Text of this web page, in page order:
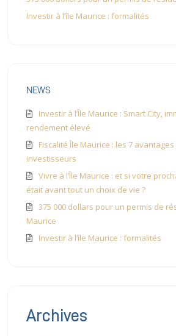
Investir à l’île Maurice : formalités
NEWS
Investir à l’Île Maurice : Smart City,
rendement élevé
Fiscalité Île Maurice : les 7
investisseurs
Vivre à l’Île Maurice : et si votre
était avant tout un choix de vie ?
375 000 dollars pour un permis de
Maurice
Investir à l’île Maurice : formalités
Archives